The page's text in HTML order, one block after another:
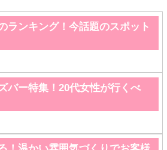
ランキング！今話題のスポット
バー特集！20代女性が行くべ